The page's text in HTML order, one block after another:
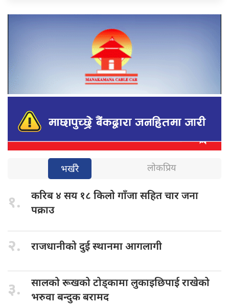
भर्खरै लोकप्रिय
१. करिब ४ सय १८ किलो गाँजा सहित चार जना
पक्राउ
२. राजधानीको दुईस्थानमा आगलागी
३. सालको रूखकोटोड्कामा लुकाइछिपाई राखेको
भरुवा बन्दुक बरामद